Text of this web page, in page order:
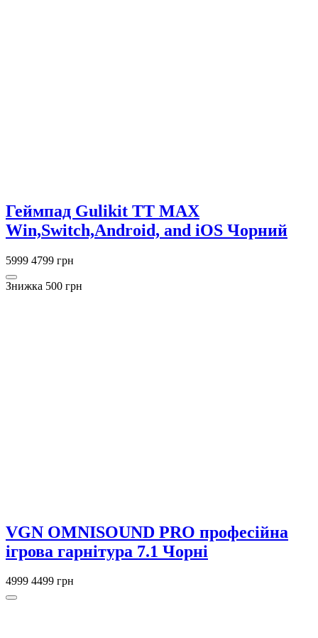
Геймпад Gulikit TT MAX
Win,Switch,Android, and iOS Чорний
5999 4799 грн
Знижка 500 грн
VGN OMNISOUND PRO професійна
ігрова гарнітура 7.1 Чорні
4999 4499 грн